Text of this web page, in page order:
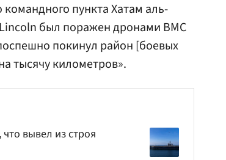
пункта Хатам аль-
был поражен дронами ВМС
покинул район [боевых
тысячу километров».
вывел из строя